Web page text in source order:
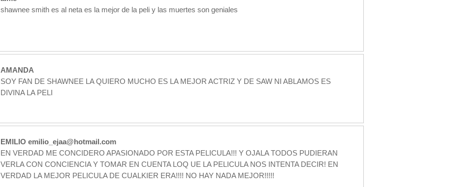
shawnee smith es al neta es la mejor de la peli y las muertes son geniales
AMANDA
SOY FAN DE SHAWNEE LA QUIERO MUCHO ES LA MEJOR ACTRIZ Y DE SAW NI ABLAMOS ES
DIVINA LA PELI
EMILIO emilio_ejaa@hotmail.com
EN VERDAD ME CONCIDERO APASIONADO POR ESTA PELICULA!!! Y OJALA TODOS PUDIERAN
VERLA CON CONCIENCIA Y TOMAR EN CUENTA LOQ UE LA PELICULA NOS INTENTA DECIR! EN
VERDAD LA MEJOR PELICULA DE CUALKIER ERA!!!! NO HAY NADA MEJOR!!!!!